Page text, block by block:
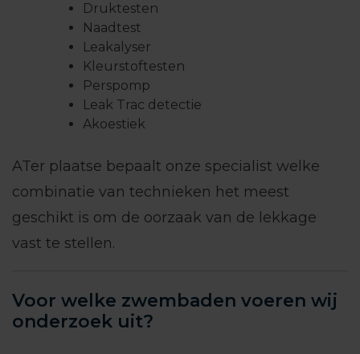
Druktesten
Naadtest
Leakalyser
Kleurstoftesten
Perspomp
Leak Trac detectie
Akoestiek
ATer plaatse bepaalt onze specialist welke
combinatie van technieken het meest
geschikt is om de oorzaak van de lekkage
vast te stellen.
Voor welke zwembaden voeren wij
onderzoek uit?